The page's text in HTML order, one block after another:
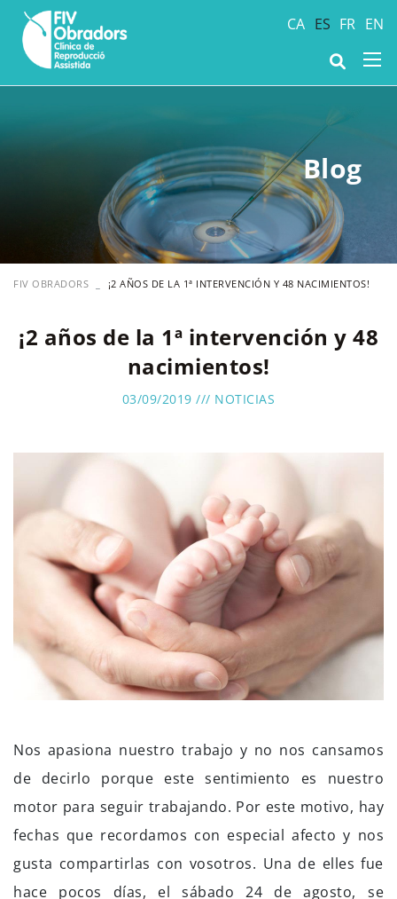
CA ES FR EN
Blog
FIV OBRADORS ¡2 AÑOS DE LA 1ª INTERVENCIÓN Y 48 NACIMIENTOS!
¡2 años de la 1ª intervención y 48
nacimientos!
03/09/2019 /// NOTICIAS
Nos apasiona nuestro trabajo y no nos cansamos
de decirlo porque este sentimiento es nuestro
motor para seguir trabajando. Por este motivo, hay
fechas que recordamos con especial afecto y nos
gusta compartirlas con vosotros. Una de elles fue
hace pocos días, el sábado 24 de agosto, se